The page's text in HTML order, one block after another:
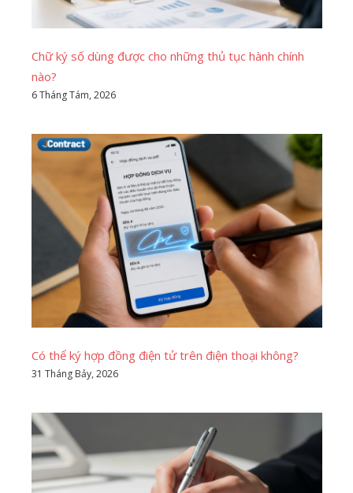
Chữ ký số dùng được cho những thủ tục hành chính
nào?
6 Tháng Tám, 2026
Có thể ký hợp đồng điện tử trên điện thoại không?
31 Tháng Bảy, 2026